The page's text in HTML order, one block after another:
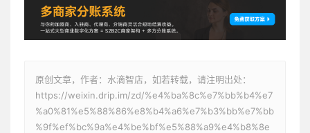
原创文章，作者：水滴智店，如若转载，请注明出处：
https://weixin.drip.im/zd/%e4%ba%8c%e7%bb%b4%e7
%a0%81%e5%88%86%e8%b4%a6%e7%b3%bb%e7%bb
%9f%ef%bc%9a%e4%be%bf%e5%88%a9%e4%b8%8e